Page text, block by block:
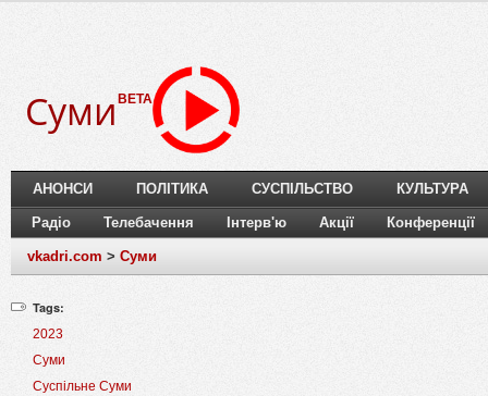
Суми BETA
АНОНСИ ПОЛІТИКА СУСПІЛЬСТВО КУЛЬТУРА
Радіо Телебачення Інтерв'ю Акції Конференції
vkadri.com > Суми
Tags:
2023
Суми
Суспільне Суми